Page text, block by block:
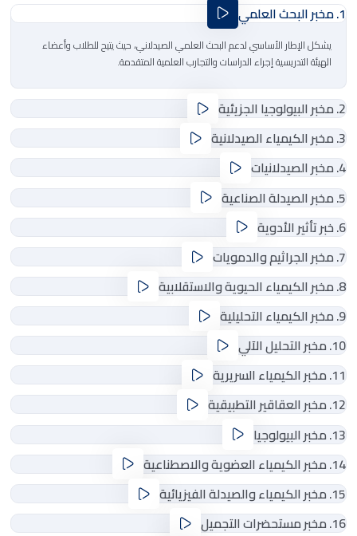
1. مخبر البحث العلمي
يشكل الإطار الأساسي لدعم البحث العلمي الصيدلاني، حيث يتيح للطلاب وأعضاء
الهيئة التدريسية إجراء الدراسات والتجارب العلمية المتقدمة.
2. مخبر البيولوجيا الجزيئية
3. مخبر الكيمياء الصيدلانية
4. مخبر الصيدلانيات
5. مخبر الصيدلة الصناعية
6. خبر تأثير الأدوية
7. مخبر الجراثيم والدمويات
8. مخبر الكيمياء الحيوية والاستقلابية
9. مخبر الكيمياء التحليلية
10. مخبر التحليل الآلي
11. مخبر الكيمياء السريرية
12. مخبر العقاقير التطبيقية
13. مخبر البيولوجيا
14. مخبر الكيمياء العضوية والاصطناعية
15. مخبر الكيمياء والصيدلة الفيزيائية
16. مخبر مستحضرات التجميل